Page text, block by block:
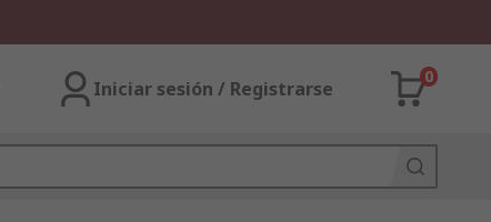
Iniciar sesión / Registrarse
0